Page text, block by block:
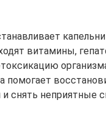
витамины,
помогает
и снять неприятные